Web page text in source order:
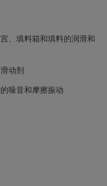
、填料箱和填料的润滑和
动剂
噪音和摩擦振动